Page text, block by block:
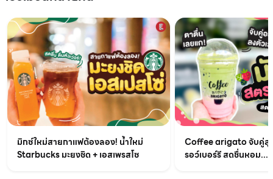
มิกซ์ใหม่สายกาแฟต้องลอง! น้ำใหม่
Starbucks มะยงชิด + เอสเพรสโซ
Coffee arigato จับคู่สุ
รอว์เบอร์รี สดชื่นหอม...